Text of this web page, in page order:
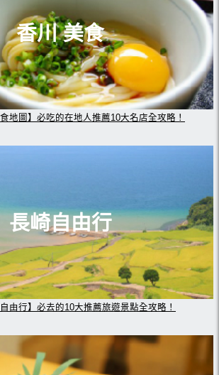
香川 美食
地圖】必吃的在地人推薦10大名店全攻略！
長崎自由行
自由行】必去的10大推薦旅遊景點全攻略！